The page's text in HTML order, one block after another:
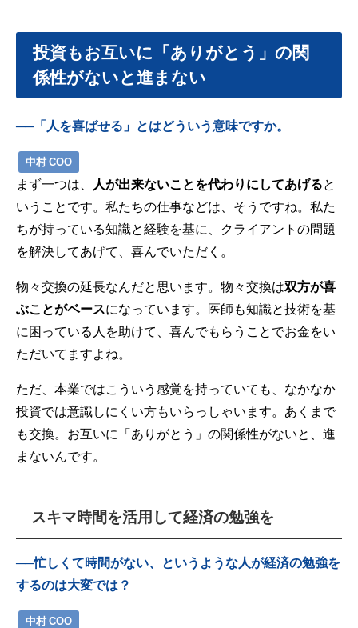
投資もお互いに「ありがとう」の関
係性がないと進まない
──「人を喜ばせる」とはどういう意味ですか。
中村 COO
まず一つは、 人が出来ないことを代わりにしてあげる と
いうことです。私たちの仕事などは、そうですね。私た
ちが持っている知識と経験を基に、クライアントの問題
を解決してあげて、喜んでいただく。
物々交換の延長なんだと思います。物々交換は双方が喜
ぶことがベースになっています。医師も知識と技術を基
に困っている人を助けて、喜んでもらうことでお金をい
ただいてますよね。
ただ、本業ではこういう感覚を持っていても、なかなか
投資では意識しにくい方もいらっしゃいます。あくまで
も交換。お互いに「ありがとう」の関係性がないと、進
まないんです。
スキマ時間を活用して経済の勉強を
──忙しくて時間がない、というような人が経済の勉強を
するのは大変では？
中村 COO